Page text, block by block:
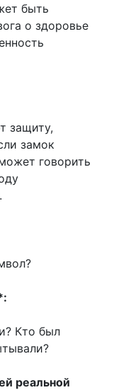
быть
о здоровье
защиту,
замок
говорить
Кто был
реальной